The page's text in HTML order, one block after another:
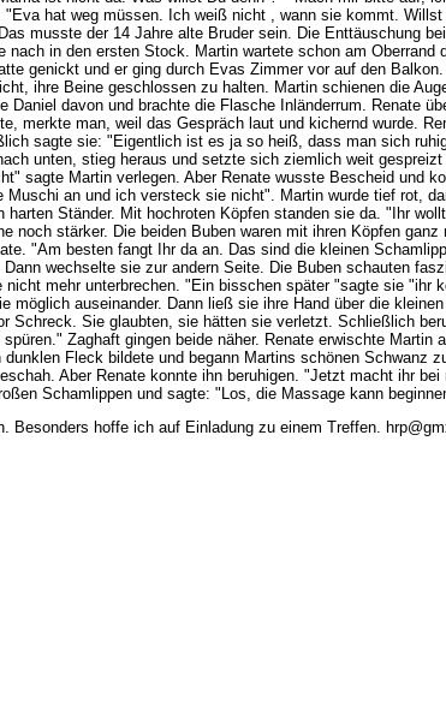
hat weg müssen. Ich weiß nicht , wann sie kommt.
musste der 14 Jahre alte Bruder sein. Die Enttäuschung
in den ersten Stock. Martin wartete schon am
genickt und er ging durch Evas Zimmer vor auf den
ihre Beine geschlossen zu halten. Martin schienen die
davon und brachte die Flasche Inländerrum. Renate
merkte man, weil das Gespräch laut und kichernd wurde.
sagte sie: "Eigentlich ist es ja so heiß, dass man sich
unten, stieg heraus und setzte sich ziemlich weit
sagte Martin verlegen. Aber Renate wusste Bescheid und
an und ich versteck sie nicht". Martin wurde tief rot,
Ständer. Mit hochroten Köpfen standen sie da. "Ihr
stärker. Die beiden Buben waren mit ihren Köpfen
"Am besten fangt Ihr da an. Das sind die kleinen
wechselte sie zur andern Seite. Die Buben schauten
mehr unterbrechen. "Ein bisschen später "sagte sie
auseinander. Dann ließ sie ihre Hand über die
Sie glaubten, sie hätten sie verletzt. Schließlich
Zaghaft gingen beide näher. Renate erwischte
Fleck bildete und begann Martins schönen Schwanz
Aber Renate konnte ihn beruhigen. "Jetzt macht ihr
Schamlippen und sagte: "Los, die Massage kann
Besonders hoffe ich auf Einladung zu einem Treffen.